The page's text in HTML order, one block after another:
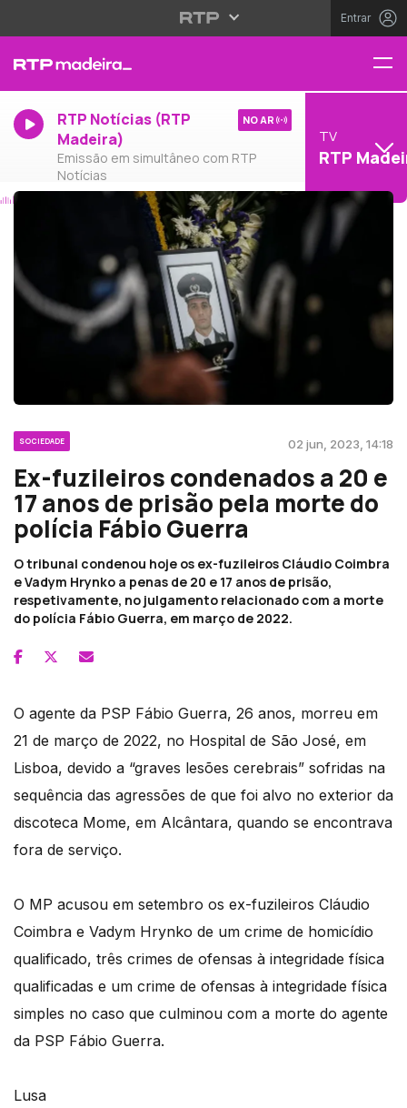
Entrar
RTP Notícias (RTP
Madeira)
Emissão em simultâneo com RTP
Notícias
NO AR
TV
RTP
SOCIEDADE 02 jun, 2023, 14:18
Ex-fuzileiros condenados a 20 e
17 anos de prisão pela morte do
polícia Fábio Guerra
O tribunal condenou hoje os ex-fuzileiros Cláudio Coimbra
e Vadym Hrynko a penas de 20 e 17 anos de prisão,
respetivamente, no julgamento relacionado com a morte
do polícia Fábio Guerra, em março de 2022.
O agente da PSP Fábio Guerra, 26 anos, morreu em
21 de março de 2022, no Hospital de São José, em
Lisboa, devido a “graves lesões cerebrais” sofridas na
sequência das agressões de que foi alvo no exterior da
discoteca Mome, em Alcântara, quando se encontrava
fora de serviço.
O MP acusou em setembro os ex-fuzileiros Cláudio
Coimbra e Vadym Hrynko de um crime de homicídio
qualificado, três crimes de ofensas à integridade física
qualificadas e um crime de ofensas à integridade física
simples no caso que culminou com a morte do agente
da PSP Fábio Guerra.
Lusa